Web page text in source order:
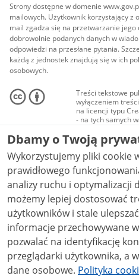
Strony dostępne w domenie
mailowych. Użytkownik korzystający z
mail zgadza się na przetwarzanie
dobrowolnie podanych danych w
odpowiedzi na przesłane pytania.
każdą z jednostek znajdują się w ich
osobowych.
Treści tekstowe
wyłączeniem
na licencji typu
- na tych samych
Materiały
audio i wideo, są
Creative
niekomercyjne -
NC-ND 4.0), o ile
Dbamy o Twoją
Wykorzystujemy pliki cookie
prawidłowego
analizy ruchu i optymalizacji
możemy lepiej dostosować
użytkowników i stale ulepszać nasze
informacje przechowywane
pozwalać na identyfikację
przeglądarki użytkownika, a
dane osobowe. Polityka